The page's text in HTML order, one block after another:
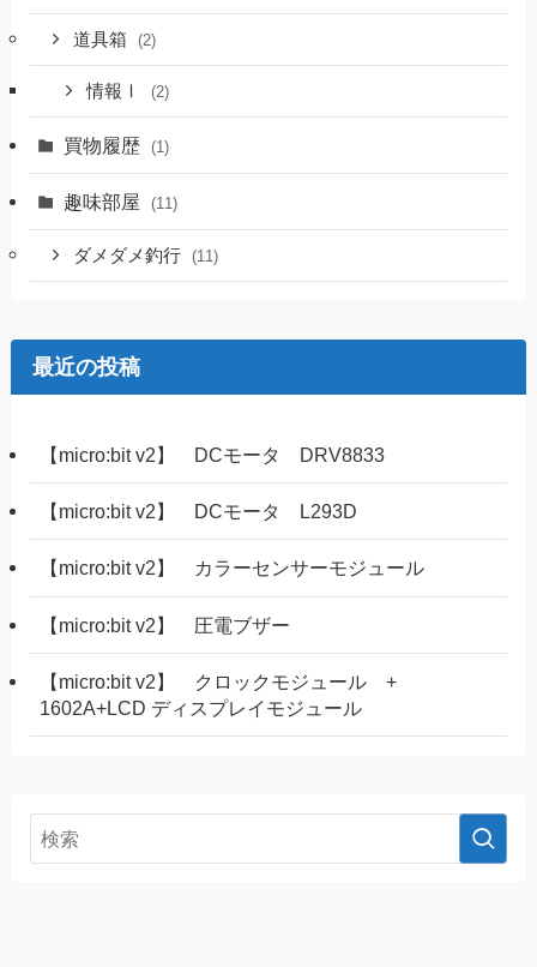
道具箱 (2)
情報Ⅰ (2)
買物履歴 (1)
趣味部屋 (11)
ダメダメ釣行 (11)
最近の投稿
【micro:bit v2】 DCモータ DRV8833
【micro:bit v2】 DCモータ L293D
【micro:bit v2】 カラーセンサーモジュール
【micro:bit v2】 圧電ブザー
【micro:bit v2】 クロックモジュール +
1602A+LCD ディスプレイモジュール